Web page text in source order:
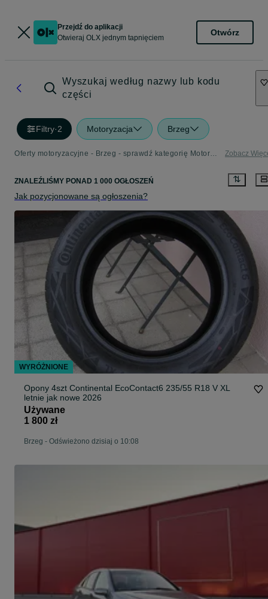
Przejdź do aplikacji
Otwieraj OLX jednym tapnięciem
Otwórz
Wyszukaj według nazwy lub kodu
części
Filtry·2 Motoryzacja Brzeg
Oferty motoryzacyjne - Brzeg - sprawdź kategorię Motoryzacja Zobacz
ZNALEŹLIŚMY PONAD 1 000 OGŁOSZEŃ
Jak pozycjonowane są ogłoszenia?
Opony 4szt Continental EcoContact6 235/55 R18 V XL
letnie jak nowe 2026
Używane
1 800 zł
Brzeg - Odświeżono dzisiaj o 10:08
WYRÓŻNIONE